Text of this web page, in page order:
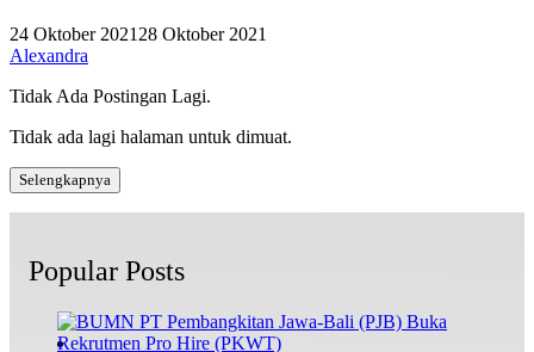
24 Oktober 2021 28 Oktober 2021
Alexandra
Tidak Ada Postingan Lagi.
Tidak ada lagi halaman untuk dimuat.
Selengkapnya
Popular Posts